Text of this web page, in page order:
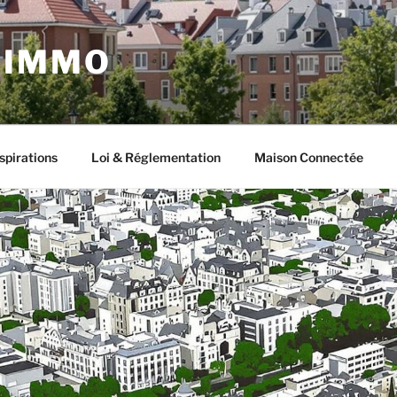
IMMO
Loi & Réglementation Maison Connectée